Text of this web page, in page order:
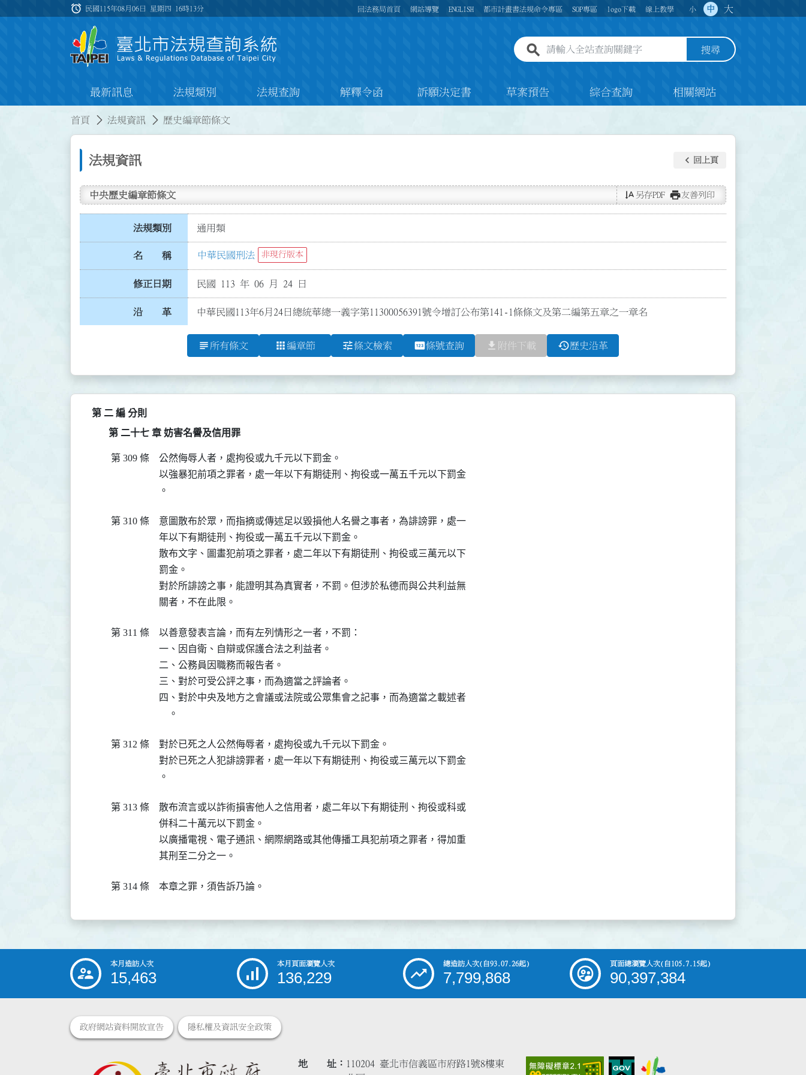
:::
alarm 民國115年08月06日 星期四 16時13分 回法務局首頁 網站導覽 ENGLISH 都市計畫書法規命令專區 SOP專區 logo下載 線上教學 小 中 大
全站查詢關鍵字欄位 搜尋
最新訊息 法規類別 法規查詢 解釋令函 訴願決定書 草案預告 綜合查詢 相關網站
首頁 法規資訊 歷史編章節條文
法規資訊 keyboard_arrow_left 回上頁
中央歷史編章節條文 text_rotate_vertical 另存PDF print友善列印
法規類別 通用類
名 稱 中華民國刑法 非現行版本
修正日期 民國 113 年 06 月 24 日
沿 革 中華民國113年6月24日總統華總一義字第11300056391號令增訂公布第141-1條條文及第二編第五章之一章名
subject 所有條文 apps 編章節 tune條文檢索 pin條號查詢 file_download 附件下載 history歷史沿革
第 二 編 分則
第 二十七 章 妨害名譽及信用罪
第 309 條
公然侮辱人者，處拘役或九千元以下罰金。
以強暴犯前項之罪者，處一年以下有期徒刑、拘役或一萬五千元以下罰金
。
第 310 條
意圖散布於眾，而指摘或傳述足以毀損他人名譽之事者，為誹謗罪，處一
年以下有期徒刑、拘役或一萬五千元以下罰金。
散布文字、圖畫犯前項之罪者，處二年以下有期徒刑、拘役或三萬元以下
罰金。
對於所誹謗之事，能證明其為真實者，不罰。但涉於私德而與公共利益無
關者，不在此限。
第 311 條
以善意發表言論，而有左列情形之一者，不罰：
一、因自衛、自辯或保護合法之利益者。
二、公務員因職務而報告者。
三、對於可受公評之事，而為適當之評論者。
四、對於中央及地方之會議或法院或公眾集會之記事，而為適當之載述者
    。
第 312 條
對於已死之人公然侮辱者，處拘役或九千元以下罰金。
對於已死之人犯誹謗罪者，處一年以下有期徒刑、拘役或三萬元以下罰金
。
第 313 條
散布流言或以詐術損害他人之信用者，處二年以下有期徒刑、拘役或科或
併科二十萬元以下罰金。
以廣播電視、電子通訊、網際網路或其他傳播工具犯前項之罪者，得加重
其刑至二分之一。
第 314 條 本章之罪，須告訴乃論。
::: 本月造訪人次
15,463
本月頁面瀏覽人次
136,229
總造訪人次(自93.07.26起)
7,799,868
頁面總瀏覽人次(自105.7.15起)
90,397,384
政府網站資料開放宣告 隱私權及資訊安全政策
地 址
110204 臺北市信義區市府路1號8樓東